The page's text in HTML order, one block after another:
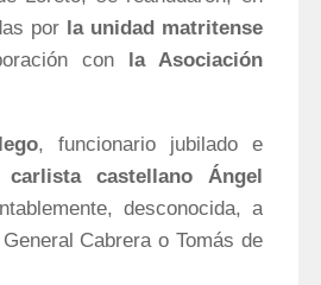
por la unidad matritense
con la Asociación
, funcionario jubilado e
castellano Ángel
desconocida, a
Cabrera o Tomás de